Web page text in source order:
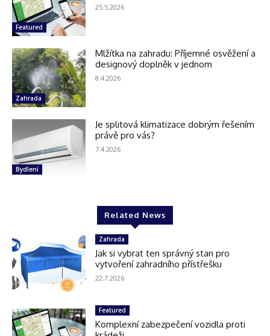
Featured
25.5.2026
Zahrada
Mlžítka na zahradu: Příjemné osvěžení a
designový doplněk v jednom
8.4.2026
Bydlení
Je splitová klimatizace dobrým řešením
právě pro vás?
7.4.2026
Related News
Zahrada
Jak si vybrat ten správný stan pro
vytvoření zahradního přístřešku
22.7.2026
Featured
Komplexní zabezpečení vozidla proti